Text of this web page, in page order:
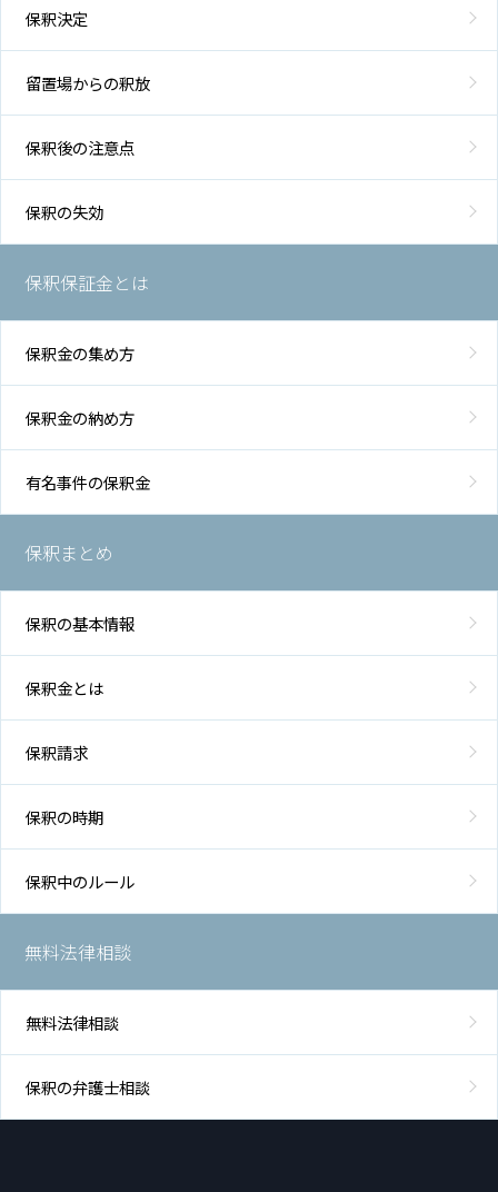
保釈決定
留置場からの釈放
保釈後の注意点
保釈の失効
保釈保証金とは
保釈金の集め方
保釈金の納め方
有名事件の保釈金
保釈まとめ
保釈の基本情報
保釈金とは
保釈請求
保釈の時期
保釈中のルール
無料法律相談
無料法律相談
保釈の弁護士相談